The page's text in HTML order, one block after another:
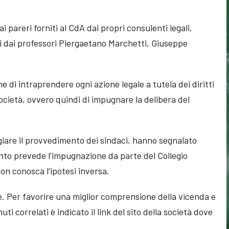
pareri forniti al CdA dai propri consulenti legali,
professori Piergaetano Marchetti, Giuseppe
di intraprendere ogni azione legale a tutela dei diritti
ovvero quindi di impugnare la delibera del
il provvedimento dei sindaci, hanno segnalato
prevede l’impugnazione da parte del Collegio
conosca l’ipotesi inversa.
Per favorire una miglior comprensione della vicenda e
correlati è indicato il link del sito della società dove